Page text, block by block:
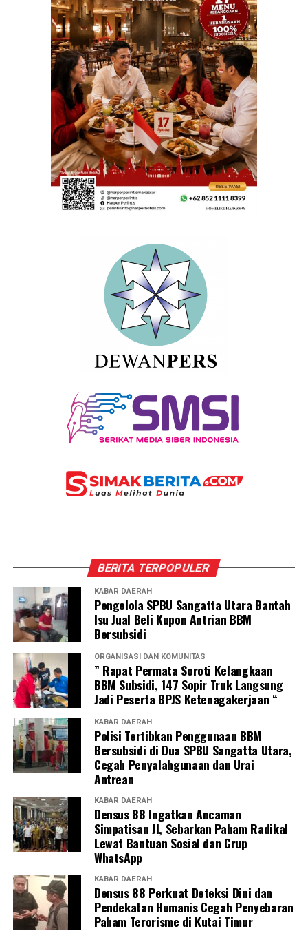
BERITA TERPOPULER
KABAR DAERAH
Pengelola SPBU Sangatta Utara Bantah
Isu Jual Beli Kupon Antrian BBM
Bersubsidi
ORGANISASI DAN KOMUNITAS
” Rapat Permata Soroti Kelangkaan
BBM Subsidi, 147 Sopir Truk Langsung
Jadi Peserta BPJS Ketenagakerjaan “
KABAR DAERAH
Polisi Tertibkan Penggunaan BBM
Bersubsidi di Dua SPBU Sangatta Utara,
Cegah Penyalahgunaan dan Urai
Antrean
KABAR DAERAH
Densus 88 Ingatkan Ancaman
Simpatisan JI, Sebarkan Paham Radikal
Lewat Bantuan Sosial dan Grup
WhatsApp
KABAR DAERAH
Densus 88 Perkuat Deteksi Dini dan
Pendekatan Humanis Cegah Penyebaran
Paham Terorisme di Kutai Timur